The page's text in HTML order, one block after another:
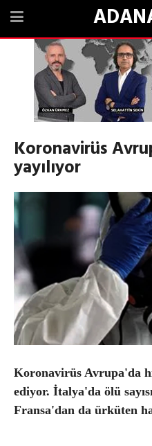
Koronavirüs
yayılıyor
Koronavirüs Avrupa'da
ediyor. İtalya'da ölü
Fransa'dan da ürküten